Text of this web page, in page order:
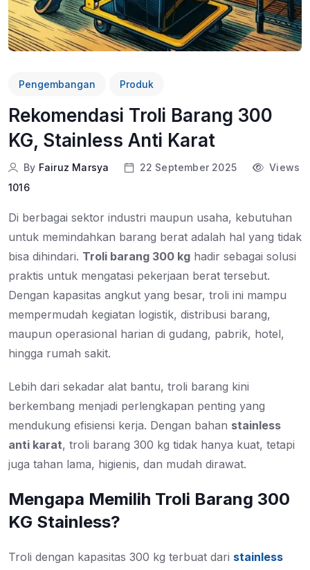
Pengembangan Produk
Rekomendasi Troli Barang 300
KG, Stainless Anti Karat
By Fairuz Marsya 22 September 2025
Views
1016
Di berbagai sektor industri maupun usaha, kebutuhan
untuk memindahkan barang berat adalah hal yang tidak
bisa dihindari. Troli barang 300 kg hadir sebagai solusi
praktis untuk mengatasi pekerjaan berat tersebut.
Dengan kapasitas angkut yang besar, troli ini mampu
mempermudah kegiatan logistik, distribusi barang,
maupun operasional harian di gudang, pabrik, hotel,
hingga rumah sakit.
Lebih dari sekadar alat bantu, troli barang kini
berkembang menjadi perlengkapan penting yang
mendukung efisiensi kerja. Dengan bahan stainless
anti karat, troli barang 300 kg tidak hanya kuat, tetapi
juga tahan lama, higienis, dan mudah dirawat.
Mengapa Memilih Troli Barang 300
KG Stainless?
Troli dengan kapasitas 300 kg terbuat dari stainless